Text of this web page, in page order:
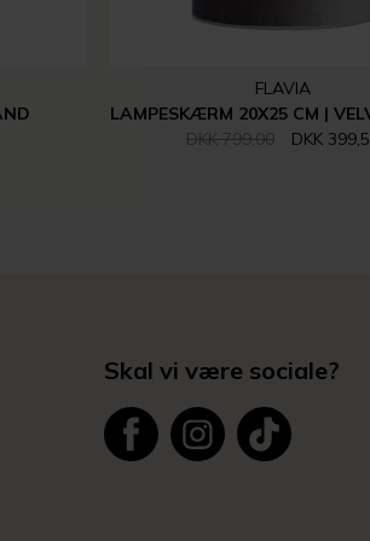
FLAVIA
DKK 799,00
DKK
Skal vi være sociale?